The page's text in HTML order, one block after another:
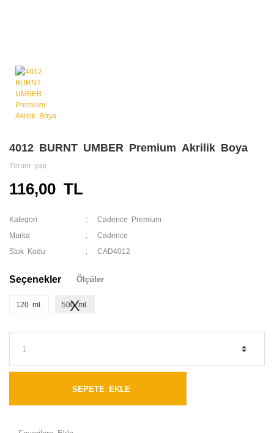
4012 BURNT UMBER Premium Akrilik Boya
Yorum yap
116,00 TL
Kategori Cadence Premium
Marka Cadence
Stok Kodu CAD4012
Seçenekler Ölçüler
120 ml. 500 ml.
SEPETE EKLE